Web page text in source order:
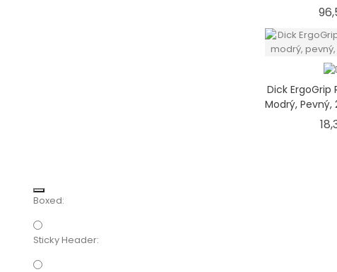
Dick ErgoGrip
Modrý, Pevný,
Boxed:
Sticky Header: